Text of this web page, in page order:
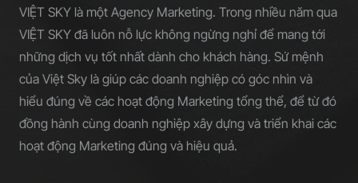
VIỆT SKY là một Agency Marketing. Trong nhiều năm qua
VIỆT SKY đã luôn nỗ lực không ngừng nghỉ để mang tới
những dịch vụ tốt nhất dành cho khách hàng. Sứ mệnh
của Việt Sky là giúp các doanh nghiệp có góc nhìn và
hiểu đúng về các hoạt động Marketing tổng thể, để từ đó
đồng hành cùng doanh nghiệp xây dựng và triển khai các
hoạt động Marketing đúng và hiệu quả.